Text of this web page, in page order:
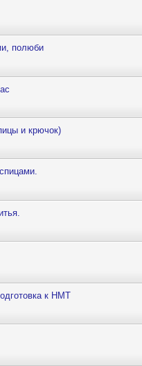
полюби
и крючок)
к НМТ